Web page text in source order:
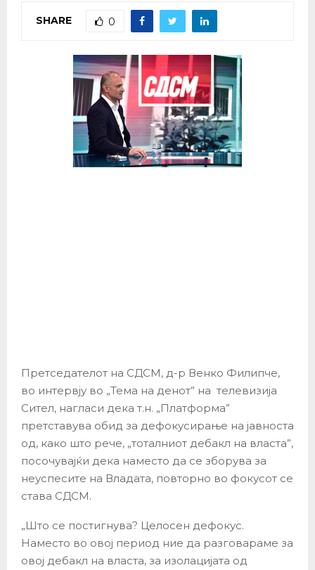
SHARE 0
Претседателот на СДСМ, д-р Венко Филипче,
во интервју во „Тема на денот” на телевизија
Сител, нагласи дека т.н. „Платформа”
претставува обид за дефокусирање на јавноста
од, како што рече, „тоталниот дебакл на власта”,
посочувајќи дека наместо да се зборува за
неуспесите на Владата, повторно во фокусот се
става СДСМ.
„Што се постигнува? Целосен дефокус.
Наместо во овој период ние да разговараме за
овој дебакл на власта, за изолацијата од